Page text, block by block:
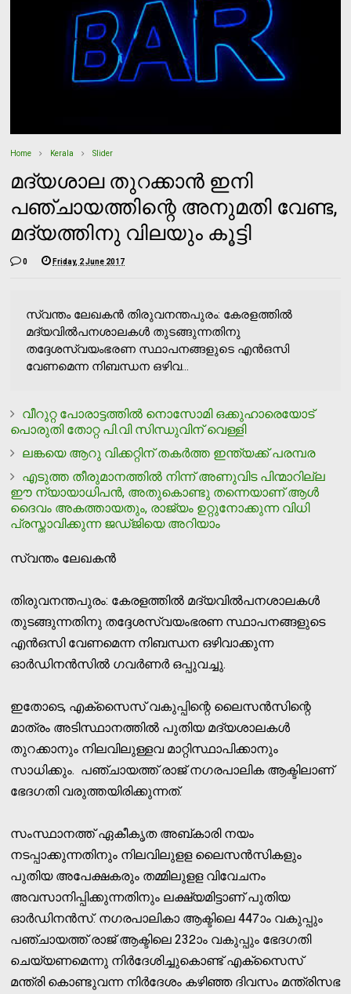
Home Kerala Slider
മദ്യശാല തുറക്കാന്‍ ഇനി
പഞ്ചായത്തിന്റെ അനുമതി വേണ്ട,
മദ്യത്തിനു വിലയും കൂട്ടി
0 Friday, 2 June 2017
സ്വന്തം ലേഖകന്‍ തിരുവനന്തപുരം: കേരളത്തില്‍
മദ്യവില്‍പനശാലകള്‍ തുടങ്ങുന്നതിനു
തദ്ദേശസ്വയംഭരണ സ്ഥാപനങ്ങളുടെ എന്‍ഒസി
വേണമെന്ന നിബന്ധന ഒഴിവ...
വീറുറ്റ പോരാട്ടത്തിൽ നൊസോമി ഒക്കുഹാരെയോട്
പൊരുതി തോറ്റ പി.വി സിന്ധുവിന് വെള്ളി
ലങ്കയെ ആറു വിക്കറ്റിന് തകർത്ത ഇന്ത്യക്ക് പരമ്പര
എടുത്ത തീരുമാനത്തില്‍ നിന്ന് അണുവിട പിന്മാറില്ല
ഈ ന്യായാധിപന്‍, അതുകൊണ്ടു തന്നെയാണ് ആള്‍
ദൈവം അകത്തായതും, രാജ്യം ഉറ്റുനോക്കുന്ന വിധി
പ്രസ്താവിക്കുന്ന ജഡ്ജിയെ അറിയാം
സ്വന്തം ലേഖകന്‍
തിരുവനന്തപുരം: കേരളത്തില്‍ മദ്യവില്‍പനശാലകള്‍
തുടങ്ങുന്നതിനു തദ്ദേശസ്വയംഭരണ സ്ഥാപനങ്ങളുടെ
എന്‍ഒസി വേണമെന്ന നിബന്ധന ഒഴിവാക്കുന്ന
ഓര്‍ഡിനന്‍സില്‍ ഗവര്‍ണര്‍ ഒപ്പുവച്ചു.
ഇതോടെ, എക്‌സൈസ് വകുപ്പിന്റെ ലൈസന്‍സിന്റെ
മാത്രം അടിസ്ഥാനത്തില്‍ പുതിയ മദ്യശാലകള്‍
തുറക്കാനും നിലവിലുള്ളവ മാറ്റിസ്ഥാപിക്കാനും
സാധിക്കും. പഞ്ചായത്ത് രാജ് നഗരപാലിക ആക്ടിലാണ്
ഭേദഗതി വരുത്തയിരിക്കുന്നത്.
സംസ്ഥാനത്ത് ഏകീകൃത അബ്കാരി നയം
നടപ്പാക്കുന്നതിനും നിലവിലുളള ലൈസന്‍സികളും
പുതിയ അപേക്ഷകരും തമ്മിലുളള വിവേചനം
അവസാനിപ്പിക്കുന്നതിനും ലക്ഷ്യമിട്ടാണ് പുതിയ
ഓര്‍ഡിനന്‍സ്. നഗരപാലികാ ആക്ടിലെ 447ാം വകുപ്പും
പഞ്ചായത്ത് രാജ് ആക്ടിലെ 232ാം വകുപ്പും ഭേദഗതി
ചെയ്യണമെന്നു നിര്‍ദേശിച്ചുകൊണ്ട് എക്‌സൈസ്
മന്ത്രി കൊണ്ടുവന്ന നിര്‍ദേശം കഴിഞ്ഞ ദിവസം മന്ത്രിസഭ